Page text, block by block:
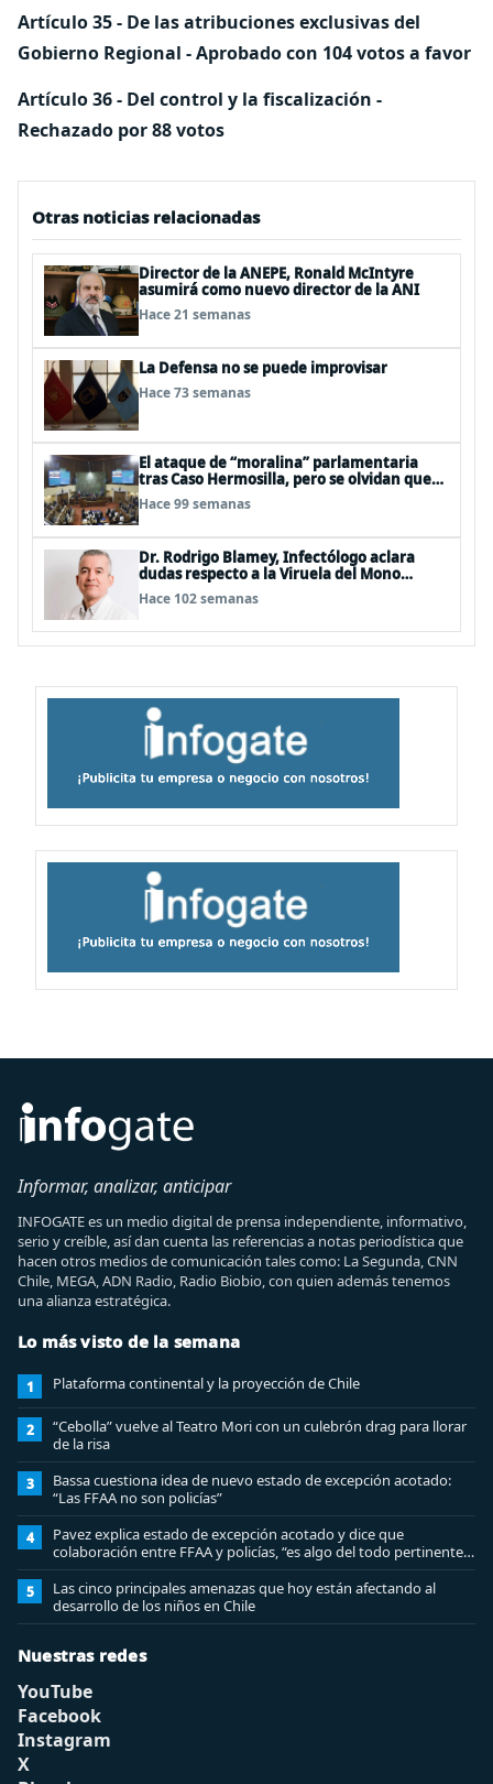
Artículo 35 - De las atribuciones exclusivas del
Gobierno Regional - Aprobado con 104 votos a favor
Artículo 36 - Del control y la fiscalización -
Rechazado por 88 votos
Otras noticias relacionadas
Director de la ANEPE, Ronald McIntyre
asumirá como nuevo director de la ANI
Hace 21 semanas
La Defensa no se puede improvisar
Hace 73 semanas
El ataque de “moralina” parlamentaria
tras Caso Hermosilla, pero se olvidan que
son los peor evaluados
Hace 99 semanas
Dr. Rodrigo Blamey, Infectólogo aclara
dudas respecto a la Viruela del Mono
(MPOX)
Hace 102 semanas
Informar, analizar, anticipar
INFOGATE es un medio digital de prensa independiente, informativo,
serio y creíble, así dan cuenta las referencias a notas periodística que
hacen otros medios de comunicación tales como: La Segunda, CNN
Chile, MEGA, ADN Radio, Radio Biobio, con quien además tenemos
una alianza estratégica.
Lo más visto de la semana
1 Plataforma continental y la proyección de Chile
2
“Cebolla” vuelve al Teatro Mori con un culebrón drag para llorar
de la risa
3
Bassa cuestiona idea de nuevo estado de excepción acotado:
“Las FFAA no son policías”
4
Pavez explica estado de excepción acotado y dice que
colaboración entre FFAA y policías, “es algo del todo pertinente
analizar”
5
Las cinco principales amenazas que hoy están afectando al
desarrollo de los niños en Chile
Nuestras redes
YouTube
Facebook
Instagram
X